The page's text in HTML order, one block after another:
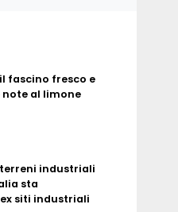
fascino fresco e
al limone
terreni industriali
sta
siti industriali